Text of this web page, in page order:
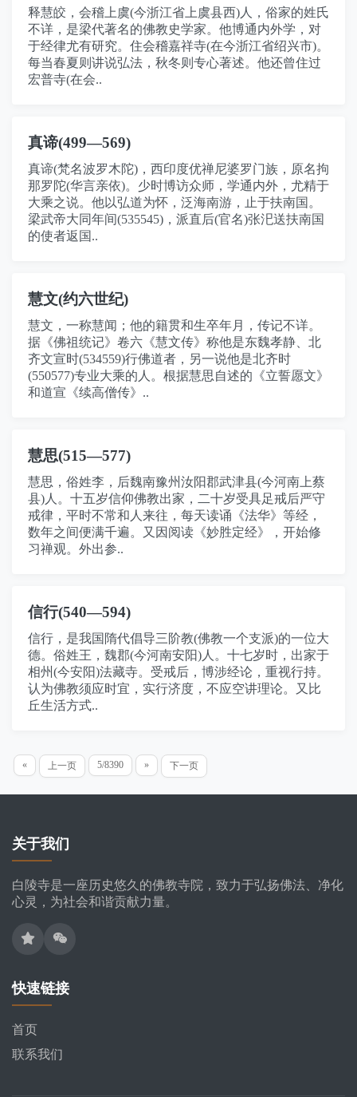
释慧皎，会稽上虞(今浙江省上虞县西)人，俗家的姓氏
不详，是梁代著名的佛教史学家。他博通内外学，对
于经律尤有研究。住会稽嘉祥寺(在今浙江省绍兴市)。
每当春夏则讲说弘法，秋冬则专心著述。他还曾住过
宏普寺(在会..
真谛(499—569)
真谛(梵名波罗木陀)，西印度优禅尼婆罗门族，原名拘
那罗陀(华言亲依)。少时博访众师，学通内外，尤精于
大乘之说。他以弘道为怀，泛海南游，止于扶南国。
梁武帝大同年间(535545)，派直后(官名)张汜送扶南国
的使者返国..
慧文(约六世纪)
慧文，一称慧闻；他的籍贯和生卒年月，传记不详。
据《佛祖统记》卷六《慧文传》称他是东魏孝静、北
齐文宣时(534559)行佛道者，另一说他是北齐时
(550577)专业大乘的人。根据慧思自述的《立誓愿文》
和道宣《续高僧传》..
慧思(515—577)
慧思，俗姓李，后魏南豫州汝阳郡武津县(今河南上蔡
县)人。十五岁信仰佛教出家，二十岁受具足戒后严守
戒律，平时不常和人来往，每天读诵《法华》等经，
数年之间便满千遍。又因阅读《妙胜定经》，开始修
习禅观。外出参..
信行(540—594)
信行，是我国隋代倡导三阶教(佛教一个支派)的一位大
德。俗姓王，魏郡(今河南安阳)人。十七岁时，出家于
相州(今安阳)法藏寺。受戒后，博涉经论，重视行持。
认为佛教须应时宜，实行济度，不应空讲理论。又比
丘生活方式..
« 上一页 5/8390 » 下一页
关于我们
白陵寺是一座历史悠久的佛教寺院，致力于弘扬佛法、净化
心灵，为社会和谐贡献力量。
快速链接
首页
联系我们